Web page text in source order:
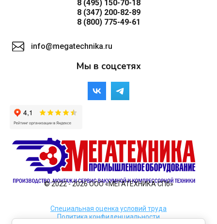
© 2022 - 2026 ООО «МЕГАТЕХНИКА СПб»
Специальная оценка условий труда
Политика конфиденциальности
8 (495) 150-70-18
8 (347) 200-82-89
8 (800) 775-49-61
info@megatechnika.ru
Мы в соцсетях